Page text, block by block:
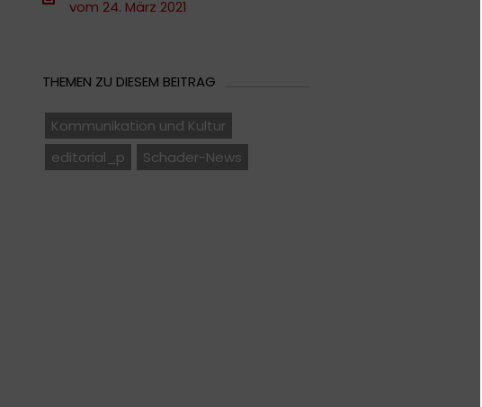
vom 24. März 2021
THEMEN ZU DIESEM BEITRAG
Kommunikation und Kultur
editorial_p
Schader-News